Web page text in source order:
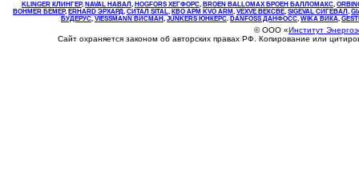
KLINGER КЛИНГЕР, NAVAL НАВАЛ , НOGFORS ХЕГФОРС, BROEN BALLOMAX БРОЕН БАЛЛОМАКС,
BOHMER БЕМЕР, ERHARD ЭРХАРД, СИТАЛ SITAL, КВО АРМ KVO ARM, VEXVE ВЕКСВЕ, SIGEVAL СИГЕВАЛ ,
БУДЕРУС, VIESSMANN ВИСМАН , JUNKERS ЮНКЕРС. DANFOSS ДАНФОСС, WIKA ВИКА,
© ООО «Институт
Сайт охраняется законом об авторских правах РФ. Копирование или